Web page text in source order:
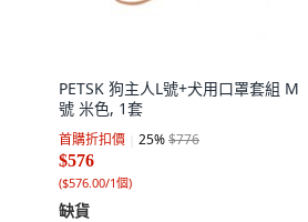
PETSK 狗主人L號+犬用口罩套組 M
號 米色, 1套
首購折扣價 25%$776
$576
($576.00/1個)
缺貨